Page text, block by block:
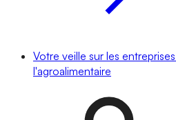
Votre veille sur les
l'agroalimentaire